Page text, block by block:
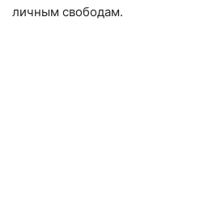
личным свободам.